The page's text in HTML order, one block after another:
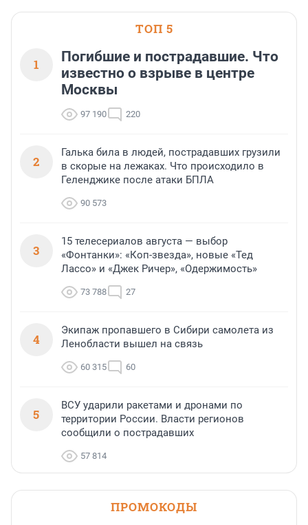
ТОП 5
1
Погибшие и пострадавшие. Что
известно о взрыве в центре
Москвы
97 190 220
2
Галька била в людей, пострадавших грузили
в скорые на лежаках. Что происходило в
Геленджике после атаки БПЛА
90 573
3
15 телесериалов августа — выбор
«Фонтанки»: «Коп-звезда», новые «Тед
Лассо» и «Джек Ричер», «Одержимость»
73 788 27
4
Экипаж пропавшего в Сибири самолета из
Ленобласти вышел на связь
60 315 60
5
ВСУ ударили ракетами и дронами по
территории России. Власти регионов
сообщили о пострадавших
57 814
ПРОМОКОДЫ